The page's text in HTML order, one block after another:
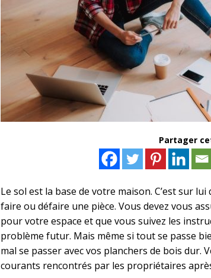
Partager
Le sol est la base de votre maison. C’est sur
faire ou défaire une pièce. Vous devez vous
pour votre espace et que vous suivez les
problème futur. Mais même si tout se passe
mal se passer avec vos planchers de bois dur.
courants rencontrés par les propriétaires